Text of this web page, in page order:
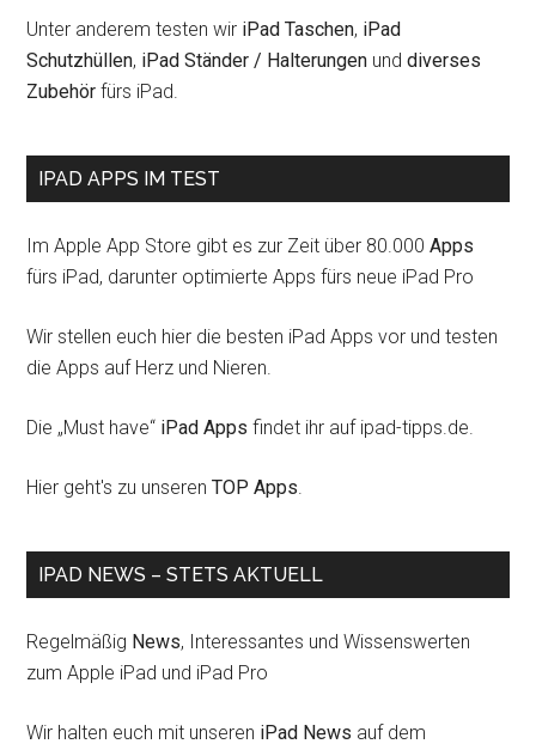
Unter anderem testen wir iPad Taschen, iPad
Schutzhüllen, iPad Ständer / Halterungen unddiverses
Zubehör fürs iPad.
IPAD APPS IM TEST
Im Apple App Store gibt es zur Zeit über 80.000Apps
fürs iPad, darunter optimierte Apps fürs neue iPad Pro
Wir stellen euch hier die besten iPad Apps vor und testen
die Apps auf Herz und Nieren.
Die „Must have“ iPad Apps findet ihr auf ipad-tipps.de.
Hier geht's zu unserenTOP Apps
IPAD NEWS – STETS AKTUELL
Regelmäßig News, Interessantes und Wissenswerten
zum Apple iPad und iPad Pro
Wir halten euch mit unseren iPad News auf dem